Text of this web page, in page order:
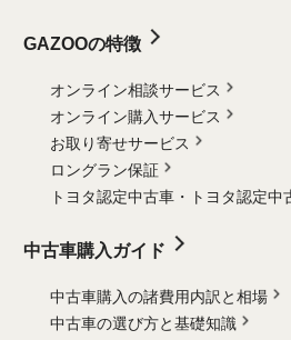
GAZOOの特徴
オンライン相談サービス
オンライン購入サービス
お取り寄せサービス
ロングラン保証
トヨタ認定中古車・
トヨタ認定中
中古車購入ガイド
中古車購入の諸費用内訳と相場
中古車の選び方と基礎知識